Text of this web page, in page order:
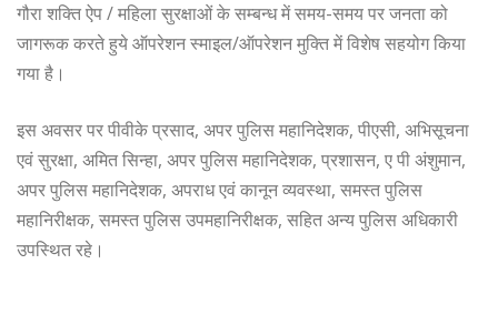
गौरा शक्ति ऐप / महिला सुरक्षाओं के सम्बन्ध में समय-समय पर जनता को
जागरूक करते हुये ऑपरेशन स्माइल/ऑपरेशन मुक्ति में विशेष सहयोग किया
गया है।
इस अवसर पर पीवीके प्रसाद, अपर पुलिस महानिदेशक, पीएसी, अभिसूचना
एवं सुरक्षा, अमित सिन्हा, अपर पुलिस महानिदेशक, प्रशासन, ए पी अंशुमान,
अपर पुलिस महानिदेशक, अपराध एवं कानून व्यवस्था, समस्त पुलिस
महानिरीक्षक, समस्त पुलिस उपमहानिरीक्षक, सहित अन्य पुलिस अधिकारी
उपस्थित रहे।